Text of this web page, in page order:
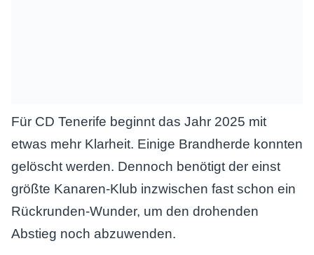
Für CD Tenerife beginnt das Jahr 2025 mit
etwas mehr Klarheit. Einige Brandherde konnten
gelöscht werden. Dennoch benötigt der einst
größte Kanaren-Klub inzwischen fast schon ein
Rückrunden-Wunder, um den drohenden
Abstieg noch abzuwenden.